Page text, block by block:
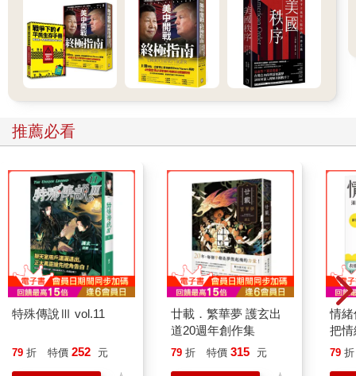
推薦必看
特殊傳說Ⅲ vol.11
79 折 特價 252 元
廿載．繁華夢 護玄出
道20週年創作集
79 折 特價 315 元
情
把
誰
79 折